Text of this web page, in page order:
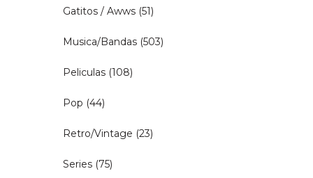
Gatitos / Awws (51)
Musica/Bandas (503)
Peliculas (108)
Pop (44)
Retro/Vintage (23)
Series (75)